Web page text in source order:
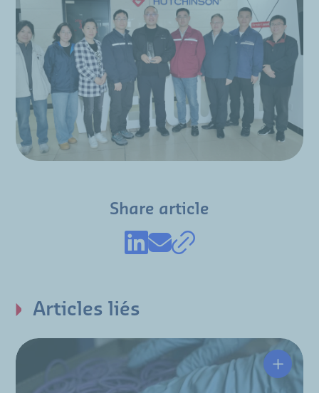
Share article
Articles liés
Des